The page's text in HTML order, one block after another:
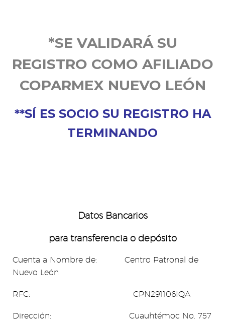
*SE VALIDARÁ SU
REGISTRO COMO AFILIADO
COPARMEX NUEVO LEÓN
**SÍ ES SOCIO SU REGISTRO HA
TERMINANDO
Datos Bancarios
para transferencia o depósito
Cuenta a Nombre de: Centro Patronal de
Nuevo León
RFC: CPN291106IQA
Dirección: Cuauhtémoc No. 757